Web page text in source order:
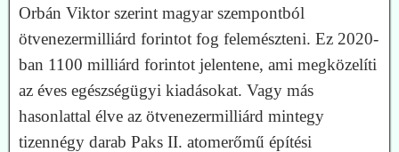
Orbán Viktor szerint magyar szempontból
ötvenezermilliárd forintot fog felemészteni. Ez 2020-
ban 1100 milliárd forintot jelentene, ami megközelíti
az éves egészségügyi kiadásokat. Vagy más
hasonlattal élve az ötvenezermilliárd mintegy
tizennégy darab Paks II. atomerőmű építési